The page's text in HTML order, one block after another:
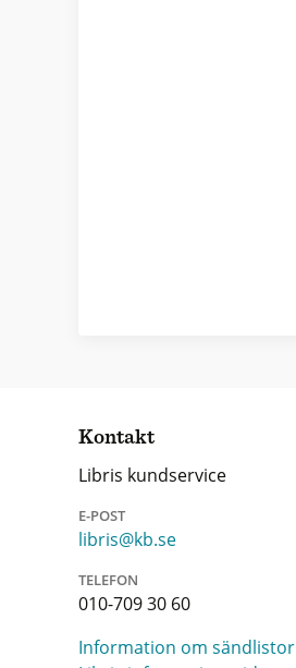
Kontakt
Libris kundservice
E-POST
libris@kb.se
TELEFON
010-709 30 60
Information om sändlistor